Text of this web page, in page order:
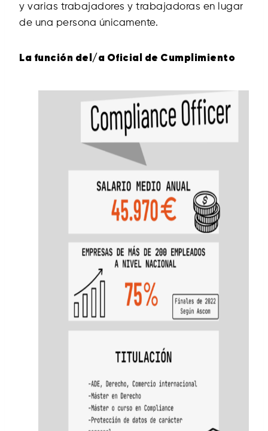
y varias trabajadores y trabajadoras en lugar
de una persona únicamente.
La función del/a Oficial de Cumplimiento